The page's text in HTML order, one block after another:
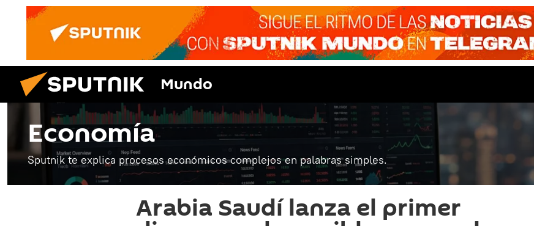
Mundo
Economía
Sputnik te explica procesos económicos complejos en palabras simples.
Arabia Saudí lanza el primer